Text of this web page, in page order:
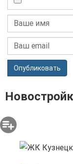
Опубликовать